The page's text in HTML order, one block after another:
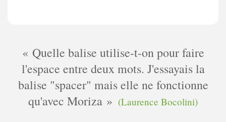
Quelle balise utilise-t-on pour faire
l'espace entre deux mots. J'essayais la
balise "spacer" mais elle ne fonctionne
qu'avec Moriza
(Laurence Bocolini)